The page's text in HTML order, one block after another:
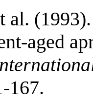
al.
aged
167.